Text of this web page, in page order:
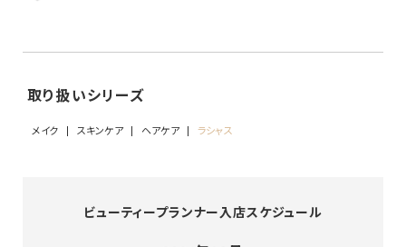
取り扱いシリーズ
メイク スキンケア ヘアケア ラシャス
ビューティープランナー入店スケジュール